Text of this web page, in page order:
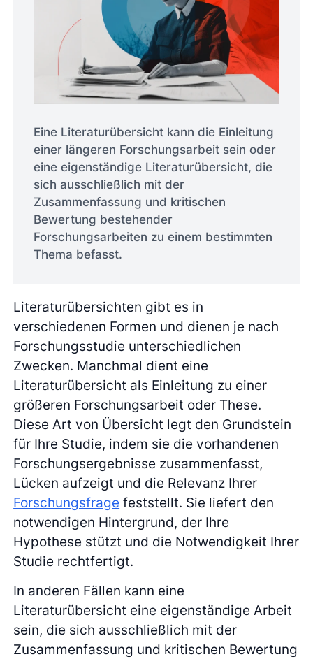
Eine Literaturübersicht kann die Einleitung
einer längeren Forschungsarbeit sein oder
eine eigenständige Literaturübersicht, die
sich ausschließlich mit der
Zusammenfassung und kritischen
Bewertung bestehender
Forschungsarbeiten zu einem bestimmten
Thema befasst.
Literaturübersichten gibt es in
verschiedenen Formen und dienen je nach
Forschungsstudie unterschiedlichen
Zwecken. Manchmal dient eine
Literaturübersicht als Einleitung zu einer
größeren Forschungsarbeit oder These.
Diese Art von Übersicht legt den Grundstein
für Ihre Studie, indem sie die vorhandenen
Forschungsergebnisse zusammenfasst,
Lücken aufzeigt und die Relevanz Ihrer
Forschungsfrage feststellt. Sie liefert den
notwendigen Hintergrund, der Ihre
Hypothese stützt und die Notwendigkeit Ihrer
Studie rechtfertigt.
In anderen Fällen kann eine
Literaturübersicht eine eigenständige Arbeit
sein, die sich ausschließlich mit der
Zusammenfassung und kritischen Bewertung